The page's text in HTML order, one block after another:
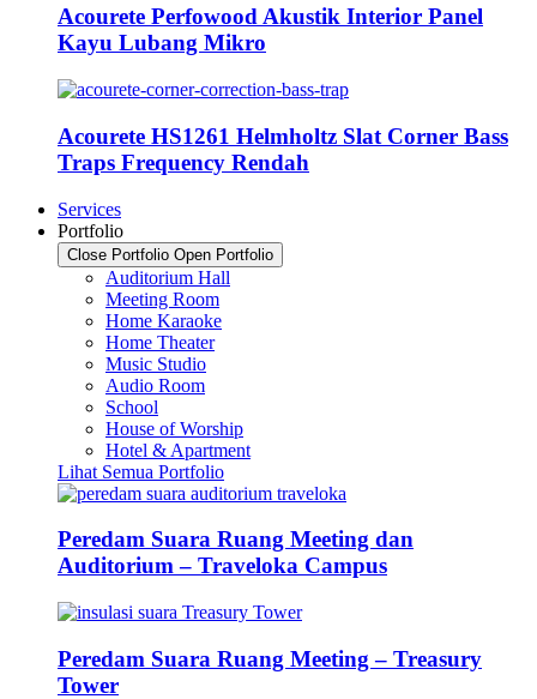
Acourete Perfowood Akustik Interior Panel
Kayu Lubang Mikro
Acourete HS1261 Helmholtz Slat Corner Bass
Traps Frequency Rendah
Services
Portfolio
Close Portfolio Open Portfolio
Auditorium Hall
Meeting Room
Home Karaoke
Home Theater
Music Studio
Audio Room
School
House of Worship
Hotel & Apartment
Lihat Semua Portfolio
Peredam Suara Ruang Meeting dan
Auditorium – Traveloka Campus
Peredam Suara Ruang Meeting – Treasury
Tower